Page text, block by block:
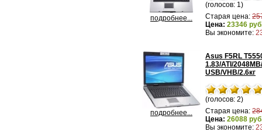
подробнее...
(голосов: 1)
Старая цена:
Цена: 23346
Вы экономите:
подробнее...
Asus F5RL
1.83/ATI/
USB/VHB/2.6кг
(голосов: 2)
Старая цена:
Цена: 26088
Вы экономите: